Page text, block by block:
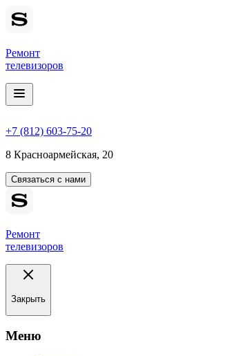
Ремонт
телевизоров
+7 (812) 603-75-20
8 Красноармейская, 20
Связаться с нами
Ремонт
телевизоров
Закрыть
Meню